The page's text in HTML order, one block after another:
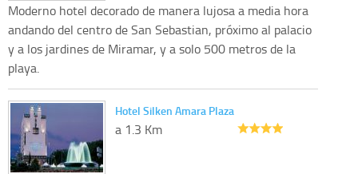
Moderno hotel decorado de manera lujosa a media hora
andando del centro de San Sebastian, próximo al palacio
y a los jardines de Miramar, y a solo 500 metros de la
playa.
Hotel Silken Amara Plaza
a 1.3 Km